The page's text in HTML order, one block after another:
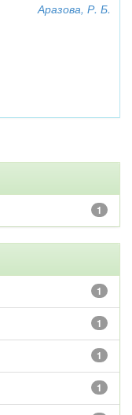
Аразова, Р. Б.
1
1
1
1
1